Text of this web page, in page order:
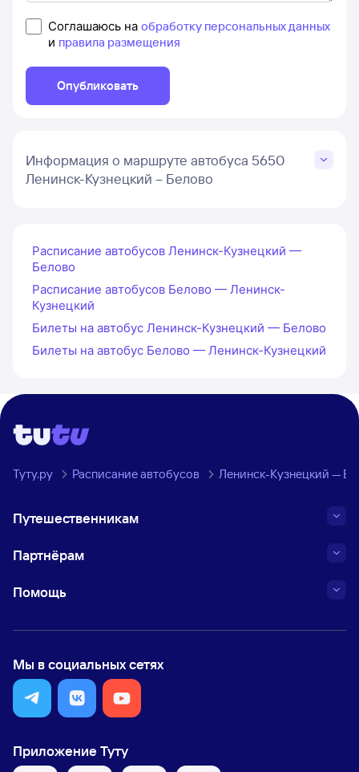
Соглашаюсь на обработку персональных данных
и правила размещения
Опубликовать
Информация о маршруте автобуса 5650
Ленинск-Кузнецкий – Белово
Расписание автобусов Ленинск-Кузнецкий —
Белово
Расписание автобусов Белово — Ленинск-
Кузнецкий
Билеты на автобус Ленинск-Кузнецкий — Белово
Билеты на автобус Белово — Ленинск-Кузнецкий
Туту.ру Расписание автобусов Ленинск-Кузнецкий —
Путешественникам
Партнёрам
Помощь
Мы в социальных сетях
Приложение Туту